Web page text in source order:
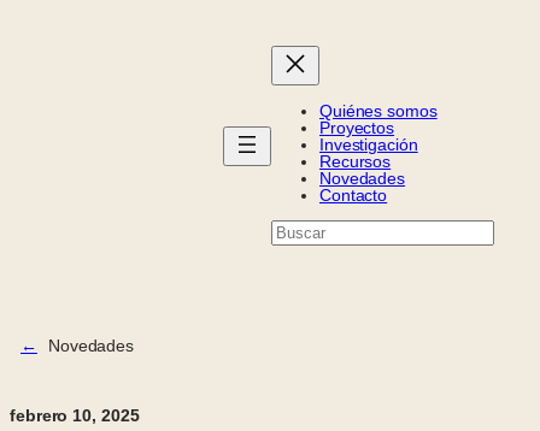
Quiénes somos
Proyectos
Investigación
Recursos
Novedades
Contacto
B
u
←
Novedades
febrero 10, 2025